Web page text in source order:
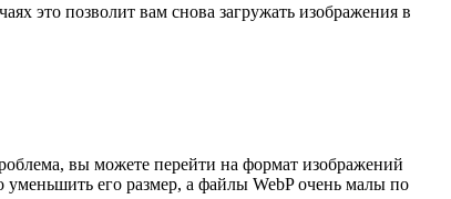
это позволит вам снова загружать изображения в
вы можете перейти на формат изображений
его размер, а файлы WebP очень малы по